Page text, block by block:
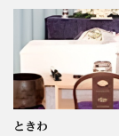
ときわ